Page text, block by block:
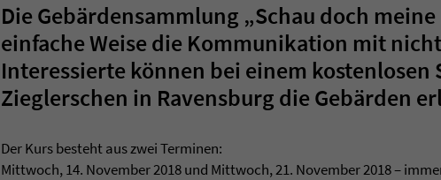
Die Gebärdensammlung „Schau doch
einfache Weise die Kommunikation mit
Interessierte können bei einem
Zieglerschen in Ravensburg die Gebärden
Der Kurs besteht aus zwei Terminen:
Mittwoch, 14. November 2018 und Mittwoch, 21. November 2018 –